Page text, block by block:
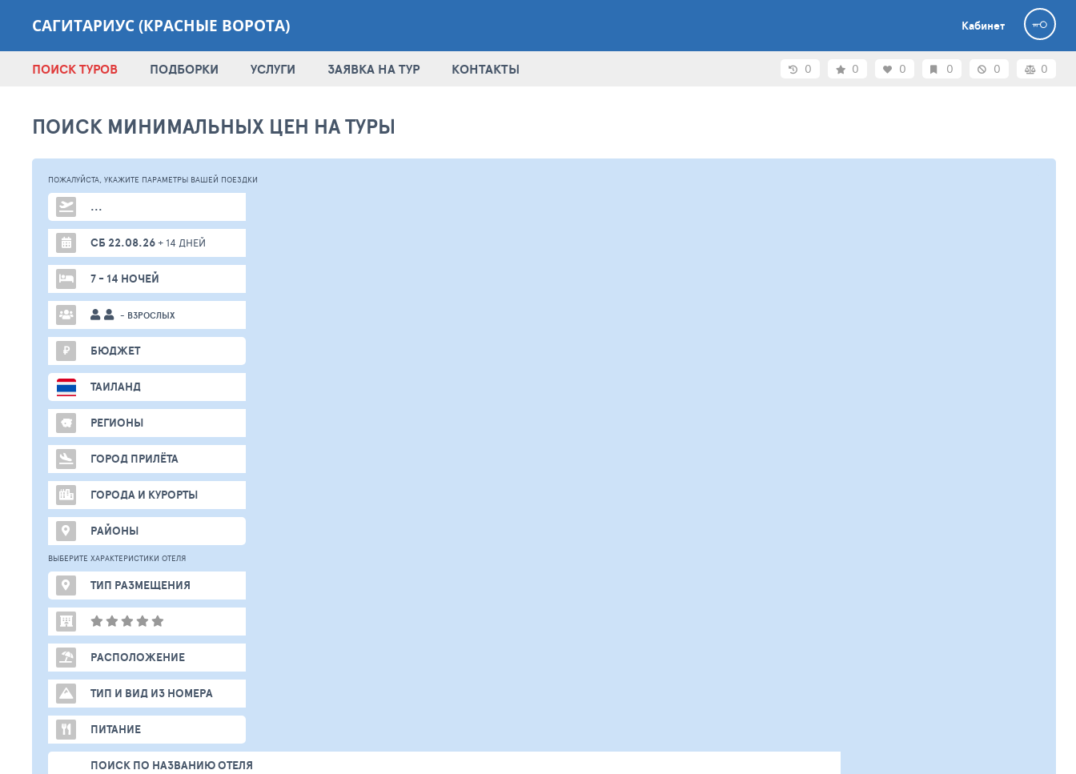
САГИТАРИУС (КРАСНЫЕ ВОРОТА) Кабинет
ПОИСК ТУРОВ ПОДБОРКИ УСЛУГИ ЗАЯВКА НА ТУР КОНТАКТЫ 0 0 0 0 0 0
ПОИСК МИНИМАЛЬНЫХ ЦЕН НА ТУРЫ
ПОЖАЛУЙСТА, УКАЖИТЕ ПАРАМЕТРЫ ВАШЕЙ ПОЕЗДКИ
...
СБ 22.08.26+ 14 ДНЕЙ
7 - 14 НОЧЕЙ
- ВЗРОСЛЫХ
₽ БЮДЖЕТ
ТАИЛАНД
РЕГИОНЫ
ГОРОД ПРИЛЁТА
ГОРОДА И КУРОРТЫ
РАЙОНЫ
ВЫБЕРИТЕ ХАРАКТЕРИСТИКИ ОТЕЛЯ
ТИП РАЗМЕЩЕНИЯ
РАСПОЛОЖЕНИЕ
ТИП И ВИД ИЗ НОМЕРА
ПИТАНИЕ
ПОИСК ПО НАЗВАНИЮ ОТЕЛЯ